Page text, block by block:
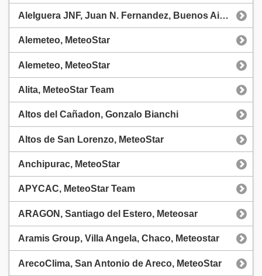
AleIguera JNF, Juan N. Fernandez, Buenos Aires, MeteoStar
Alemeteo, MeteoStar
Alemeteo, MeteoStar
Alita, MeteoStar Team
Altos del Cañadon, Gonzalo Bianchi
Altos de San Lorenzo, MeteoStar
Anchipurac, MeteoStar
APYCAC, MeteoStar Team
ARAGON, Santiago del Estero, Meteosar
Aramis Group, Villa Angela, Chaco, Meteostar
ArecoClima, San Antonio de Areco, MeteoStar